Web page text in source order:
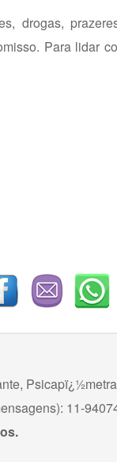
drogas,
Para lidar
11-